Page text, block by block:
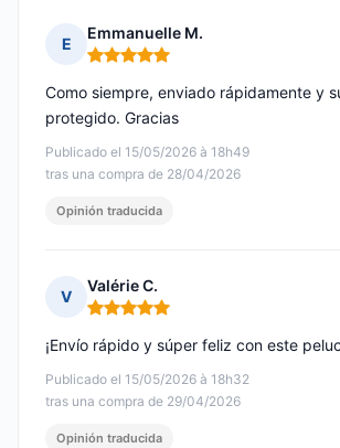
E
Emmanuelle M.
Nota: 5 de 5
Publicado el 15/05/2026 à 18h49
tras una compra de 28/04/2026
Como siempre, enviado rápidamente y
protegido. Gracias
Opinión traducida
V
Valérie C.
Nota: 5 de 5
Publicado el 15/05/2026 à 18h32
tras una compra de 29/04/2026
¡Envío rápido y súper feliz con este
Opinión traducida